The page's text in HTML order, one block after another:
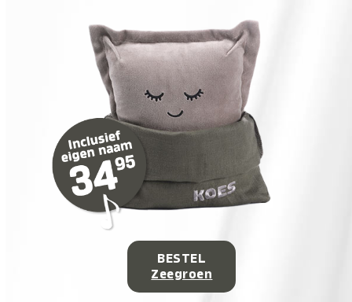
BESTEL
Zeegroen